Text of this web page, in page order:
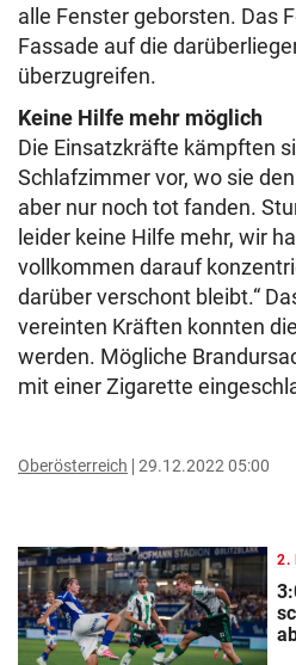
alle Fenster geborsten. Das
Fassade auf die
überzugreifen.
Keine Hilfe mehr möglich
Die Einsatzkräfte kämpften
Schlafzimmer vor, wo sie
aber nur noch tot fanden.
leider keine Hilfe mehr, wir
vollkommen darauf
darüber verschont bleibt.“
vereinten Kräften konnten
werden. Mögliche
mit einer Zigarette
Oberösterreich 29.12.2022 05:00
2.